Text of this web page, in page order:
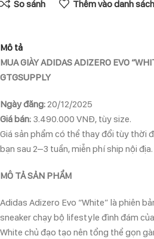
So sánh Thêm vào danh
Mô tả
MUA GIÀY ADIDAS ADIZERO EVO
GTGSUPPLY
Ngày đăng:20/12/2025
Giá bán: 3.490.000 VNĐ, tùy size.
Giá sản phẩm có thể thay đổi tùy thời
bạn sau 2–3 tuần, miễn phí ship nội địa.
MÔ TẢ SẢN PHẨM
Adidas Adizero Evo “White” là phiên
sneaker chạy bộ lifestyle đình đám
White chủ đạo tạo nên tổng thể gọn